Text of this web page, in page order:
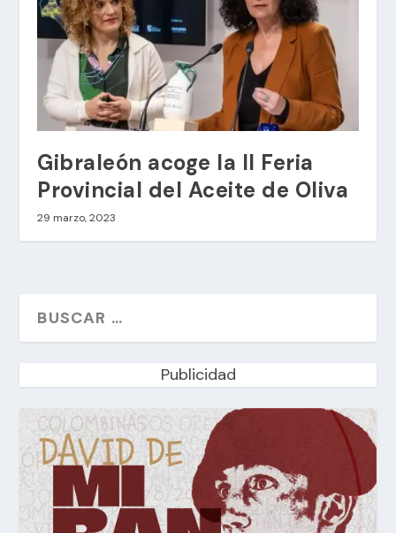
Gibraleón acoge la II Feria
Provincial del Aceite de Oliva
29 marzo, 2023
Publicidad